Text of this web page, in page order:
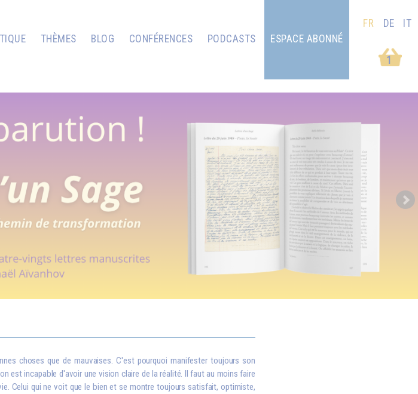
THÈMES BLOG CONFÉRENCES
PODCASTS
1
ESPACE ABONNÉ
FR DE IT
Next
choses que de mauvaises. C'est pourquoi manifester toujours son
est incapable d'avoir une vision claire de la réalité. Il faut au moins faire
Celui qui ne voit que le bien et se montre toujours satisfait, optimiste,